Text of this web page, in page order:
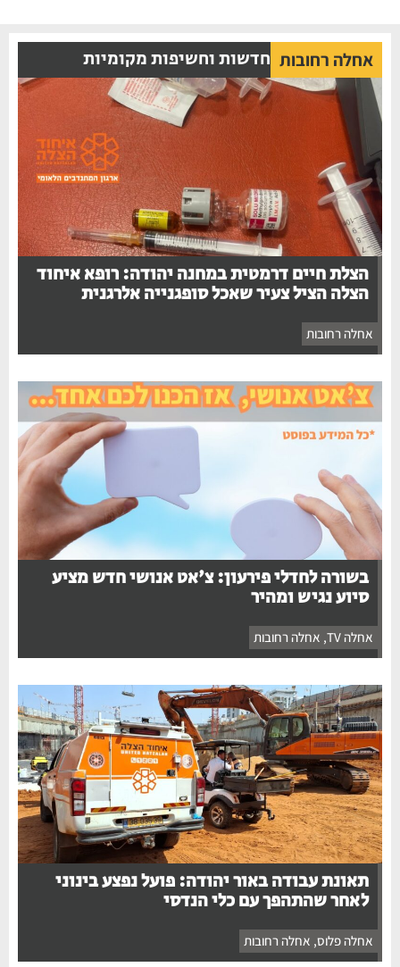
אחלה רחובות חדשות וחשיפות מקומיות
הצלת חיים דרמטית במחנה יהודה: רופא איחוד
הצלה הציל צעיר שאכל סופגנייה אלרגנית
אחלה רחובות
בשורה לחדלי פירעון: צ'אט אנושי חדש מציע
סיוע נגיש ומהיר
אחלה TV ,אחלה רחובות
תאונת עבודה באור יהודה: פועל נפצע בינוני
לאחר שהתהפך עם כלי הנדסי
אחלה פלוס ,אחלה רחובות